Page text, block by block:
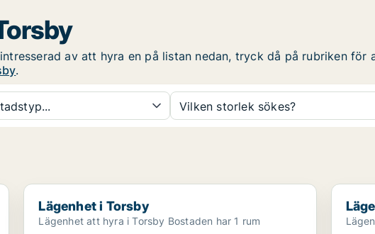
av att hyra en på listan nedan, tryck då på rubriken
.
Vilken storlek sökes?
Lägenhet i Torsby
Lägenhet i Torsby
Lägenhet att hyra i Torsby Bostaden har 1 rum